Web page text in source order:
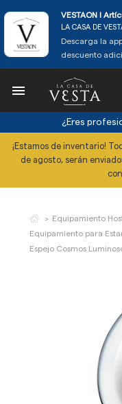
VESTAON l
LA CASA DE
Descarga la
descuento

¿Eres
¡Estamos de inventario!
de agosto, serán
Equipamiento
Equipamiento para
Espejo Cosmos